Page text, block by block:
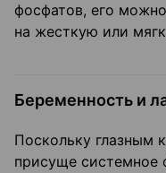
фосфатов, его
на жесткую или
Беременность и
Поскольку
присуще системное